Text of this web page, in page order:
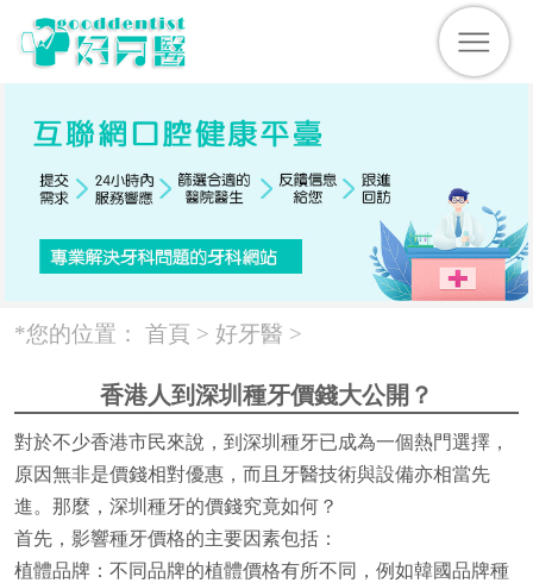
*您的位置： 首頁 > 好牙醫 >
香港人到深圳種牙價錢大公開？
對於不少香港市民來說，到深圳種牙已成為一個熱門選擇，
原因無非是價錢相對優惠，而且牙醫技術與設備亦相當先
進。那麼，深圳種牙的價錢究竟如何？
首先，影響種牙價格的主要因素包括：
植體品牌：不同品牌的植體價格有所不同，例如韓國品牌種